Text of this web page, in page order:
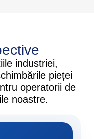
industriei,
pieței
operatorii de
noastre.